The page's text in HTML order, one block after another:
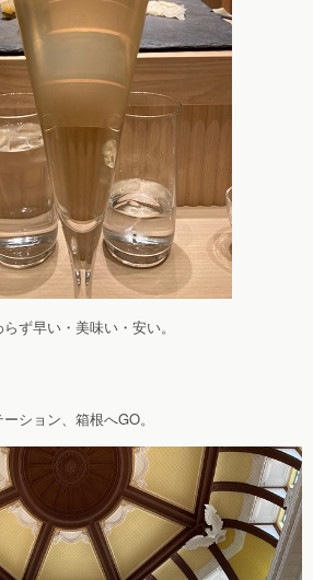
ず早い・美味い・安い。
ション、箱根へGO。